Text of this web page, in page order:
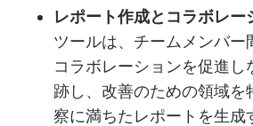
レポート作成とコラボレー
ツールは、チームメンバー
コラボレーションを促進し
跡し、改善のための領域を
察に満ちたレポートを生成